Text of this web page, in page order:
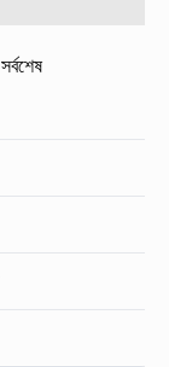
সর্বশেষ